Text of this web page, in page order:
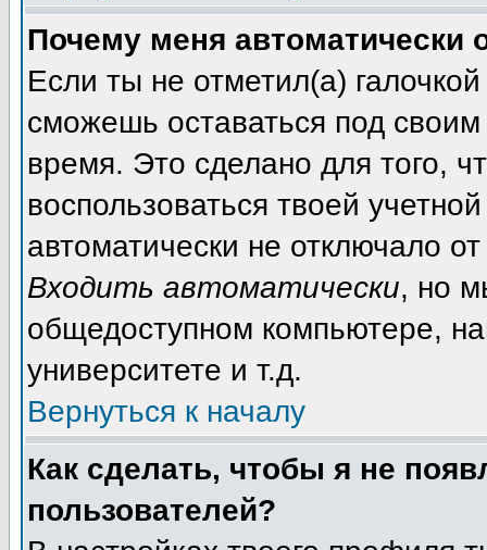
Почему меня автоматически
Если ты не отметил(а)
сможешь оставаться под
время. Это сделано для того,
воспользоваться твоей
автоматически не отключало
Входить автоматически, но
общедоступном компьютере,
университете и т.д.
Вернуться к началу
Как сделать, чтобы я не
пользователей?